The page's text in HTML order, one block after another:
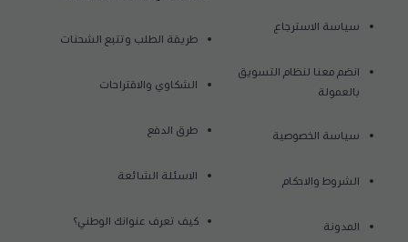
سياسة الاسترجاع
انضم معنا لنظام التسويق
بالعمولة
سياسة الخصوصية
الشروط والاحكام
المدونة
طريقة الطلب وتتبع الشحنات
الشكاوي والاقتراحات
طرق الدفع
الاسئلة الشائعة
كيف تعرف عنوانك الوطني؟